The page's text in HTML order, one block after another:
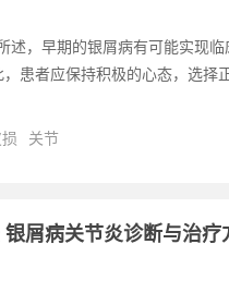
述，早期的银屑病有可能实现临
患者应保持积极的心态，选择
关节
屑病关节炎诊断与治疗